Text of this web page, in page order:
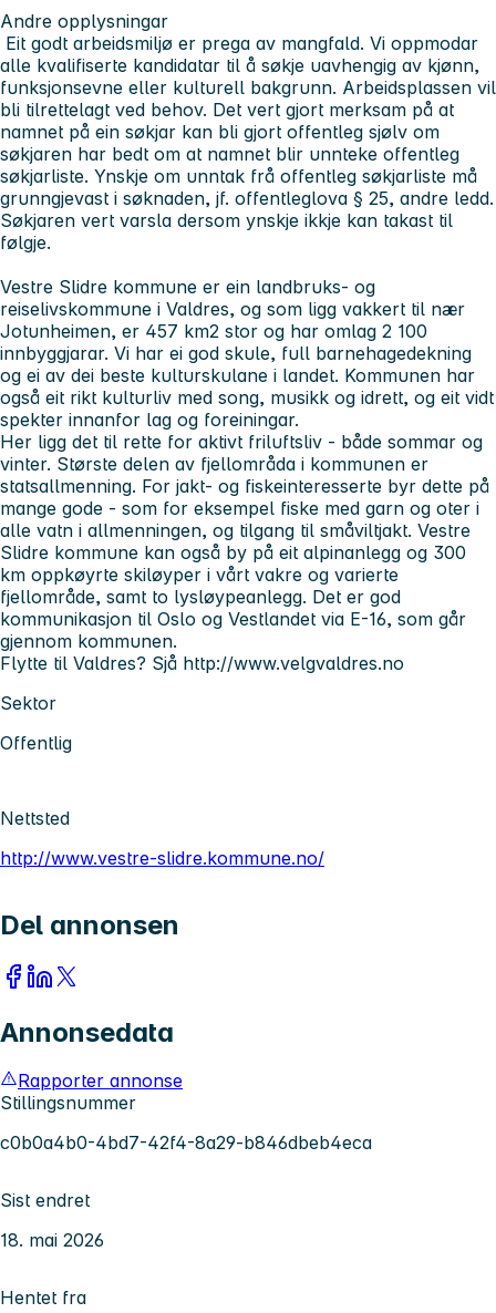
Andre opplysningar
Eit godt arbeidsmiljø er prega av mangfald. Vi oppmodar
alle kvalifiserte kandidatar til å søkje uavhengig av kjønn,
funksjonsevne eller kulturell bakgrunn. Arbeidsplassen vil
bli tilrettelagt ved behov. Det vert gjort merksam på at
namnet på ein søkjar kan bli gjort offentleg sjølv om
søkjaren har bedt om at namnet blir unnteke offentleg
søkjarliste. Ynskje om unntak frå offentleg søkjarliste må
grunngjevast i søknaden, jf. offentleglova § 25, andre ledd.
Søkjaren vert varsla dersom ynskje ikkje kan takast til
følgje.
Vestre Slidre kommune er ein landbruks- og
reiselivskommune i Valdres, og som ligg vakkert til nær
Jotunheimen, er 457 km2 stor og har omlag 2 100
innbyggjarar. Vi har ei god skule, full barnehagedekning
og ei av dei beste kulturskulane i landet. Kommunen har
også eit rikt kulturliv med song, musikk og idrett, og eit vidt
spekter innanfor lag og foreiningar.
Her ligg det til rette for aktivt friluftsliv - både sommar og
vinter. Største delen av fjellområda i kommunen er
statsallmenning. For jakt- og fiskeinteresserte byr dette på
mange gode - som for eksempel fiske med garn og oter i
alle vatn i allmenningen, og tilgang til småviltjakt. Vestre
Slidre kommune kan også by på eit alpinanlegg og 300
km oppkøyrte skiløyper i vårt vakre og varierte
fjellområde, samt to lysløypeanlegg. Det er god
kommunikasjon til Oslo og Vestlandet via E-16, som går
gjennom kommunen.
Flytte til Valdres? Sjå http://www.velgvaldres.no
Sektor
Offentlig
Nettsted
http://www.vestre-slidre.kommune.no/
Del annonsen
Annonsedata
Rapporter annonse
Stillingsnummer
c0b0a4b0-4bd7-42f4-8a29-b846dbeb4eca
Sist endret
18. mai 2026
Hentet fra